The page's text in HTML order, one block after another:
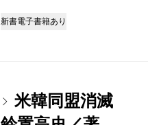
新書電子書籍あり
米韓同盟消滅